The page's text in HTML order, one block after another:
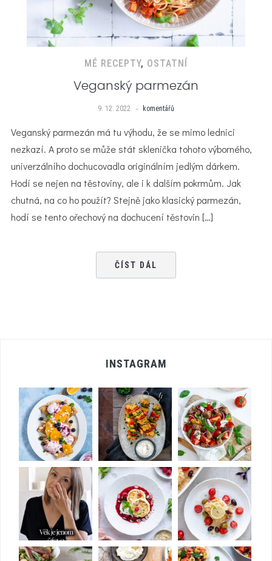
MÉ RECEPTY, OSTATNÍ
Veganský parmezán
9. 12. 2022 komentářů
Veganský parmezán má tu výhodu, že se mimo lednici
nezkazí. A proto se může stát sklenička tohoto výborného,
univerzálního dochucovadla originálním jedlým dárkem.
Hodí se nejen na těstoviny, ale i k dalším pokrmům. Jak
chutná, na co ho použít? Stejně jako klasický parmezán,
hodí se tento ořechový na dochucení těstovin […]
ČÍST DÁL
INSTAGRAM